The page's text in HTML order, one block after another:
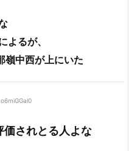
よるが、
中西が上にいた
価されとる人よな